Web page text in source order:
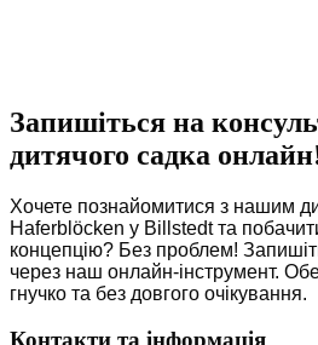
Запишіться на
дитячого садка
Хочете познайомитися з нашим
Haferblöcken у Billstedt та
концепцію? Без проблем!
через наш онлайн-інструмент.
гнучко та без довгого очікування.
Контакти та інформація